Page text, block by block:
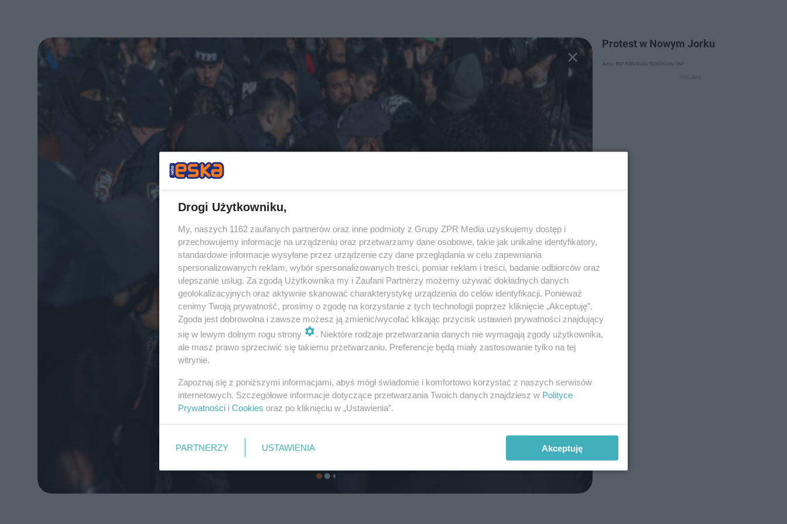
Protest w Nowym Jorku
Autor: PAP/EPA/OLGA FEDOROVA/ PAP
Drogi Użytkowniku,
My, naszych 1162 zaufanych partnerów oraz inne podmioty z Grupy ZPR Media uzyskujemy dostęp i
przechowujemy informacje na urządzeniu oraz przetwarzamy dane osobowe, takie jak unikalne identyfikatory,
standardowe informacje wysyłane przez urządzenie czy dane przeglądania w celu zapewniania
spersonalizowanych reklam, wybór spersonalizowanych treści, pomiar reklam i treści, badanie odbiorców oraz
ulepszanie usług. Za zgodą Użytkownika my i Zaufani Partnerzy możemy używać dokładnych danych
geolokalizacyjnych oraz aktywnie skanować charakterystykę urządzenia do celów identyfikacji. Ponieważ
cenimy Twoją prywatność, prosimy o zgodę na korzystanie z tych technologii poprzez kliknięcie „Akceptuję”.
Zgoda jest dobrowolna i zawsze możesz ją zmienić/wycofać klikając przycisk ustawień prywatności znajdujący
się w lewym dolnym rogu strony
. Niektóre rodzaje przetwarzania danych nie wymagają zgody użytkownika,
ale masz prawo sprzeciwić się takiemu przetwarzaniu. Preferencje będą miały zastosowanie tylko na tej
witrynie.
Zapoznaj się z poniższymi informacjami, abyś mógł świadomie i komfortowo korzystać z naszych serwisów
internetowych. Szczegółowe informacje dotyczące przetwarzania Twoich danych znajdziesz w Polityce
Prywatności i Cookies oraz po kliknięciu w „Ustawienia”.
PARTNERZY USTAWIENIA Akceptuję